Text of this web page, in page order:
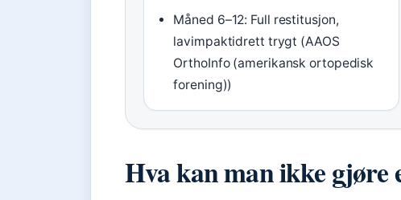
Måned 6–12: Full restitusjon,
lavimpaktidrett trygt (AAOS
OrthoInfo (amerikansk ortopedisk
forening))
Hva kan man ikke gjøre